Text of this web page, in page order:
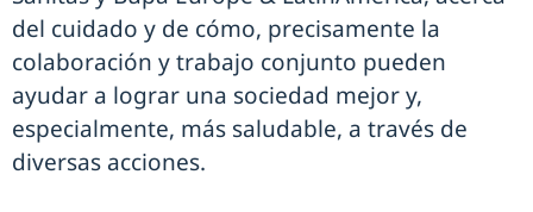
del cuidado y de cómo, precisamente la
colaboración y trabajo conjunto pueden
ayudar a lograr una sociedad mejor y,
especialmente, más saludable, a través de
diversas acciones.